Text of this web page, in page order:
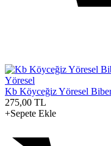
Kb Köyceğiz Yöresel
275,00 TL
+Sepete Ekle